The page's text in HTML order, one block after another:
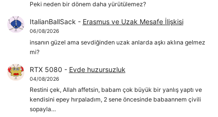
Peki neden bir dönem daha yürütülemez?
ItalianBallSack - Erasmus ve Uzak Mesafe İlişkisi
06/08/2026
insanın güzel ama sevdiğinden uzak anlarda aşkı aklına gelmez
mi?
RTX 5080 - Evde huzursuzluk
04/08/2026
Restini çek, Allah affetsin, babam çok büyük bir yanlış yaptı ve
kendisini epey hırpaladım, 2 sene öncesinde babaannem çivili
sopayla…